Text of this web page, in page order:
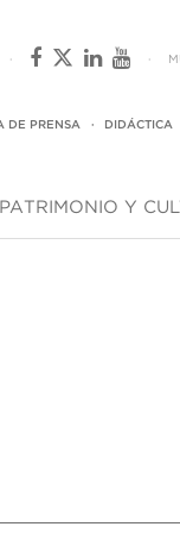
· ·
DE PRENSA · DIDÁCTICA
PATRIMONIO Y